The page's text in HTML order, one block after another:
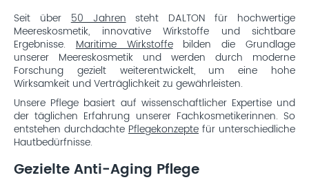
Seit über50 Jahrensteht DALTON für hochwertige
Meereskosmetik, innovative Wirkstoffe und sichtbare
Ergebnisse.Maritime Wirkstoffebilden die Grundlage
unserer Meereskosmetik und werden durch moderne
Forschung gezielt weiterentwickelt, um eine hohe
Wirksamkeit und Verträglichkeit zu gewährleisten.
Unsere Pflege basiert auf wissenschaftlicher Expertise und
der täglichen Erfahrung unserer Fachkosmetikerinnen. So
entstehen durchdachte Pflegekonzepte für unterschiedliche
Hautbedürfnisse.
Gezielte Anti-Aging Pflege